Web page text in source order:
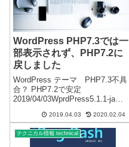
WordPress PHP7.3では一
部表示されず、PHP7.2に
戻しました
WordPress テーマ PHP7.3不具
合？ PHP7.2で安定
2019/04/03WprdPress5.1.1-jaを
たところ一部処理できず？表示
できないページがいくつかある
ことを確認しました。多数の...
2019.04.03 2020.02.04
テクニカル情報 technical